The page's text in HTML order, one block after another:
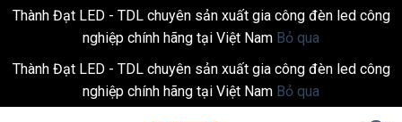
Thành Đạt LED - TDL chuyên sản xuất gia công đèn led công
nghiệp chính hãng tại Việt Nam Bỏ qua
Thành Đạt LED - TDL chuyên sản xuất gia công đèn led công
nghiệp chính hãng tại Việt Nam Bỏ qua